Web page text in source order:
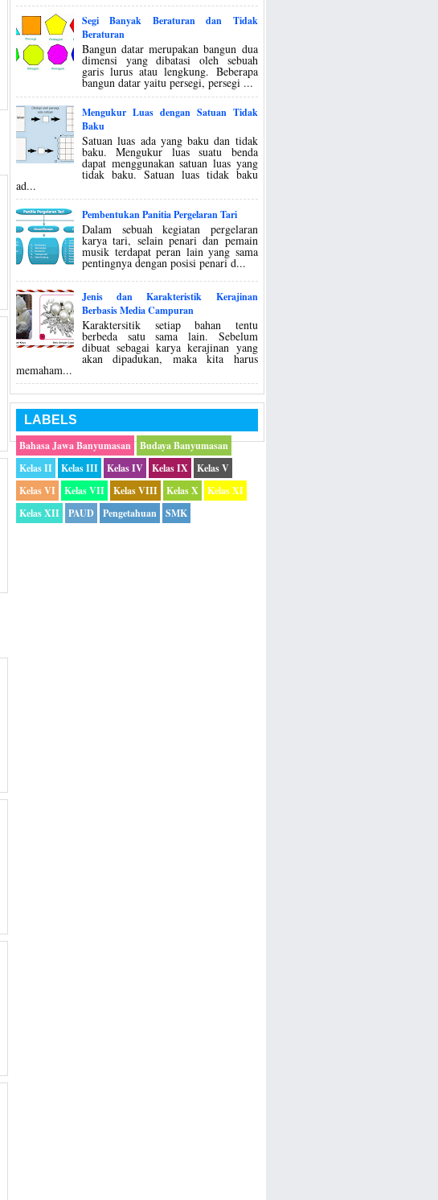
Segi Banyak Beraturan dan Tidak
Beraturan
Bangun datar merupakan bangun dua
dimensi yang dibatasi oleh sebuah
garis lurus atau lengkung. Beberapa
bangun datar yaitu persegi, persegi ...
Mengukur Luas dengan Satuan Tidak
Baku
Satuan luas ada yang baku dan tidak
baku. Mengukur luas suatu benda
dapat menggunakan satuan luas yang
tidak baku. Satuan luas tidak baku
ad...
Pembentukan Panitia Pergelaran Tari
Dalam sebuah kegiatan pergelaran
karya tari, selain penari dan pemain
musik terdapat peran lain yang sama
pentingnya dengan posisi penari d...
Jenis dan Karakteristik Kerajinan
Berbasis Media Campuran
Karaktersitik setiap bahan tentu
berbeda satu sama lain. Sebelum
dibuat sebagai karya kerajinan yang
akan dipadukan, maka kita harus
memaham...
LABELS
Bahasa Jawa Banyumasan
Budaya Banyumasan
Kelas II
Kelas III Kelas IV Kelas IX
Kelas V
Kelas VI
Kelas VII Kelas VIII Kelas X
Kelas XI
Kelas XII
PAUD Pengetahuan SMK